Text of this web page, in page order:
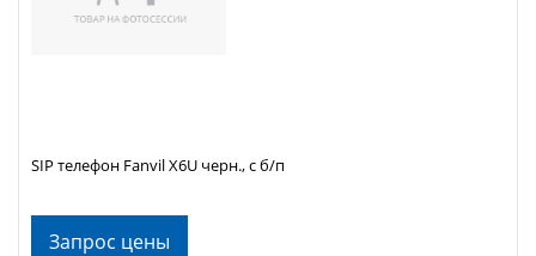
Запрос цены
SIP телефон Fanvil X6U черн., с б/п